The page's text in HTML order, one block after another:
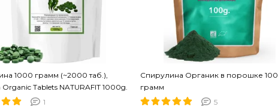
1000 грамм (~2000 таб.),
Tablets NATURAFIT 1000g.
в таблетках. PREMIUM
1
Спирулина Органик в порошке 100
грамм
5